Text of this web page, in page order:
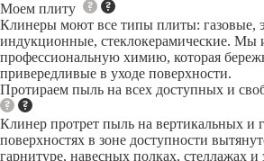
Моем плиту
Клинеры моют все типы плиты: газовые,
индукционные, стеклокерамические. Мы
профессиональную химию, которая
привередливые в уходе поверхности.
Протираем пыль на всех доступных и
Клинер протрет пыль на вертикальных и
поверхностях в зоне доступности
гарнитуре, навесных полках, стеллажах и